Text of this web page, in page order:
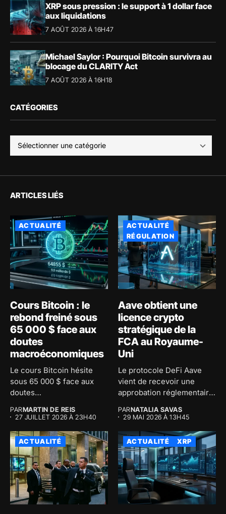
XRP sous pression : le support à 1 dollar face
aux liquidations
7 AOÛT 2026 À 16H47
Michael Saylor : Pourquoi Bitcoin survivra au
blocage du CLARITY Act
7 AOÛT 2026 À 16H18
CATÉGORIES
ARTICLES LIÉS
ACTUALITÉ
Cours Bitcoin : le
rebond freiné sous
65 000 $ face aux
doutes
macroéconomiques
Le cours Bitcoin hésite
sous 65 000 $ face aux
doutes
PARMARTIN DE REIS
27 JUILLET 2026 À 23H40
ACTUALITÉ
RÉGULATION
Aave obtient une
licence crypto
stratégique de la
FCA au Royaume-
Uni
Le protocole DeFi Aave
vient de recevoir une
approbation réglementaire
PARNATALIA SAVAS
29 MAI 2026 À 13H45
ACTUALITÉ ACTUALITÉ XRP